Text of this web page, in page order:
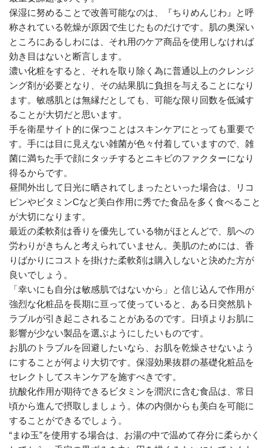
保湿に努めることで改善可能なのは、『ちりめんじわ』と呼
称されている乾燥が原因で生じたものだけです。肌の奥深い
ところにあるしわには、それ用のケア商品を使用しなければ
効き目はないと断言します。
濃い化粧をすると、それを取り除く為に普通以上のクレンジ
ング剤が必要となり、その結果肌に負担を与えることになり
ます。敏感肌とは無縁だとしても、可能な限り回数を低減す
ることが大切だと思います。
手を衛星サイト的に保つことはスキンケアにとっても重要で
す。手には目に見えない雑菌が色々付着していますので、雑
菌に満ちた手で顔にタッチするとニキビのファクターになり
得るからです。
昼間外出して日光に晒されてしまったといった場合は、リコ
ピンやビタミンCなど美白作用に秀でた食品を多く食べること
が大切になります。
最近の柔軟剤は香りを優先している物がほとんどで、肌への
労わりがきちんと考えられていません。美肌のためには、香
りばかりにコストを掛けた柔軟剤は購入しないと決めた方が
良いでしょう。
「幸いにも自分は敏感肌ではないから」と信じ込んで作用が
強烈な化粧品を長期に亘って使っていると、ある日突然肌ト
ラブルが引き起こされることがあるのです。日頃よりお肌に
影響が少ない製品を選ぶようにしたいものです。
お肌のトラブルを回避したいなら、お肌を乾燥させないよう
にすることが何より大切です。保湿効果抜群の基礎化粧品を
セレクトしてスキンケアを施すべきです。
抗酸化作用が期待できるビタミンを潤沢に含む食品は、常日
頃から進んで摂取しましょう。体の内側からも美白を可能に
することができるでしょう。
“まゆ玉”を使用する場合は、お湯の中で温めて存分に柔らかく